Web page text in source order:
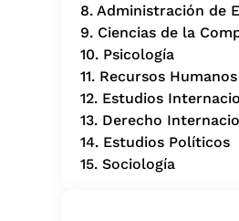
8. Administración de
9. Ciencias de la
10. Psicología
11. Recursos Humanos
12. Estudios
13. Derecho
14. Estudios Políticos
15. Sociología